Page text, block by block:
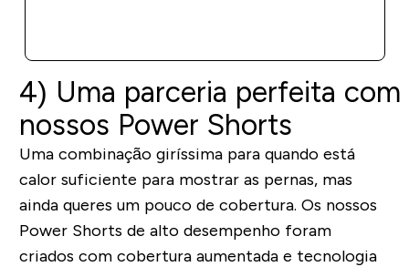
4) Uma parceria perfeita com
nossos Power Shorts
Uma combinação giríssima para quando está
calor suficiente para mostrar as pernas, mas
ainda queres um pouco de cobertura. Os nossos
Power Shorts de alto desempenho foram
criados com cobertura aumentada e tecnologia